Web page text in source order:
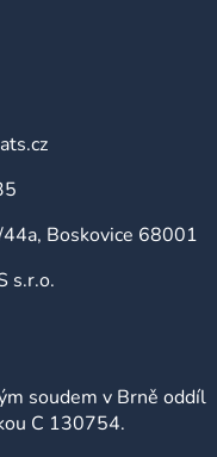
Boskovice 68001
s.r.o.
soudem v Brně oddíl
C 130754.